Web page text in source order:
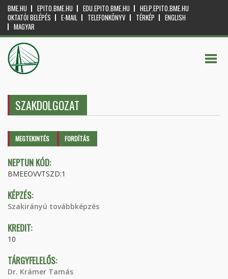
BME.HU EPITO.BME.HU EDU.EPITO.BME.HU
HELP.EPITO.BME.HU
OKTATÓI BELÉPÉS
E-MAIL TELEFONKÖNYV TÉRKÉP
ENGLISH
MAGYAR
SZAKDOLGOZAT
Elsődleges fülek
MEGTEKINTÉS (AKTÍVFORDÍTÁS
NEPTUN KÓD:
BMEEOVVTSZD:1
KÉPZÉS:
Szakirányú továbbképzés
KREDIT:
10
TÁRGYFELELŐS:
Dr. Krámer Tamás